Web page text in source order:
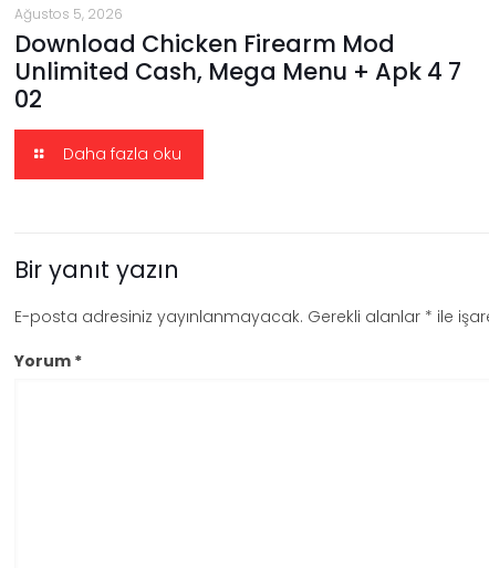
Ağustos 5, 2026
Download Chicken Firearm Mod
Unlimited Cash, Mega Menu + Apk 4 7
02
Daha fazla oku
Bir yanıt yazın
E-posta adresiniz yayınlanmayacak. Gerekli alanlar * ile
Yorum *